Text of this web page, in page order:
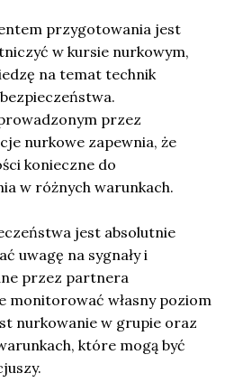
przygotowania jest
w kursie nurkowym,
na temat technik
przez
nurkowe zapewnia, że
konieczne do
w różnych warunkach.
jest absolutnie
uwagę na sygnały i
przez partnera
monitorować własny poziom
nurkowanie w grupie oraz
które mogą być